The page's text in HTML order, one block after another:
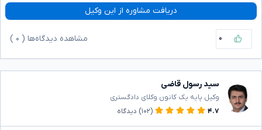
دریافت مشاوره از این وکیل
۰ مشاهده دیدگاه‌ها ( ۰
سید رسول قاضی
وکیل پایه یک کانون وکلای دادگستری
۴.۷
(۱۰۲) دیدگاه